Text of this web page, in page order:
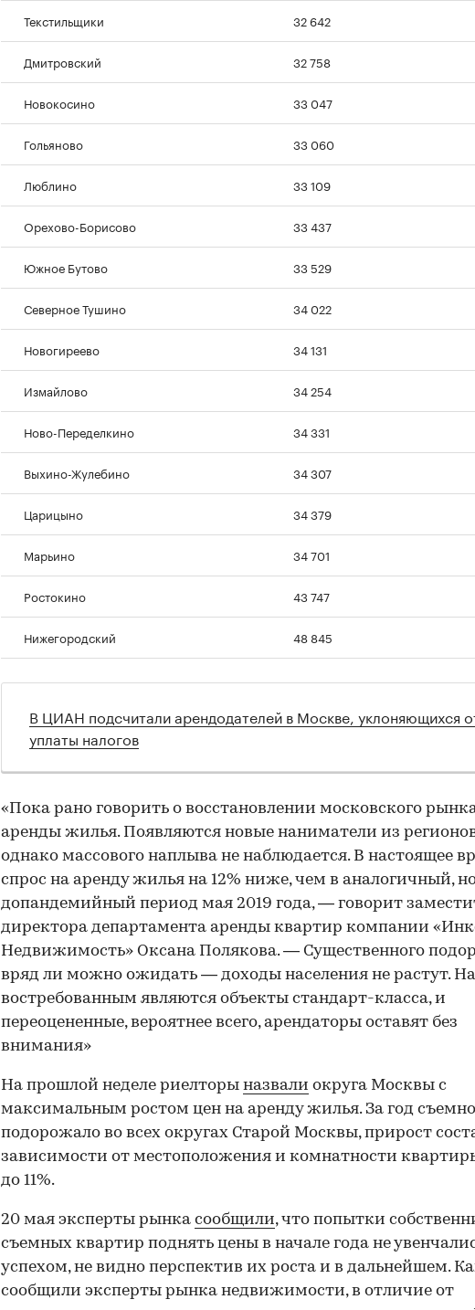
Текстильщики 32 642
Дмитровский 32 758
Новокосино 33 047
Гольяново 33 060
Люблино 33 109
Орехово-Борисово 33 437
Южное Бутово 33 529
Северное Тушино 34 022
Новогиреево 34 131
Измайлово 34 254
Ново-Переделкино 34 331
Выхино-Жулебино 34 307
Царицыно 34 379
Марьино 34 701
Ростокино 43 747
Нижегородский 48 845
В ЦИАН подсчитали арендодателей в Москве, уклоняющихся
уплаты налогов
«Пока рано говорить о восстановлении московского
аренды жилья. Появляются новые наниматели из
однако массового наплыва не наблюдается. В настоящее
спрос на аренду жилья на 12% ниже, чем в аналогичный,
допандемийный период мая 2019 года, — говорит
директора департамента аренды квартир компании
Недвижимость» Оксана Полякова. — Существенного
вряд ли можно ожидать — доходы населения не растут.
востребованным являются объекты стандарт-класса, и
переоцененные, вероятнее всего, арендаторы оставят без
внимания»
На прошлой неделе риелторы назвали округа Москвы с
максимальным ростом цен на аренду жилья. За год
подорожало во всех округах Старой Москвы, прирост
зависимости от местоположения и комнатности
до 11%.
20 мая эксперты рынка сообщили, что попытки
съемных квартир поднять цены в начале года не
успехом, не видно перспектив их роста и в дальнейшем.
сообщили эксперты рынка недвижимости, в отличие от